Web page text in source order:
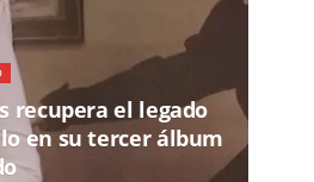
recupera el legado
en su tercer álbum